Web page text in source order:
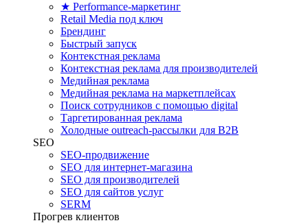
★ Performance-маркетинг
Retail Media под ключ
Брендинг
Быстрый запуск
Контекстная реклама
Контекстная реклама для производителей
Медийная реклама
Медийная реклама на маркетплейсах
Поиск сотрудников с помощью digital
Таргетированная реклама
Холодные outreach-рассылки для B2B
SEO
SEO-продвижение
SEO для интернет-магазина
SEO для производителей
SEO для сайтов услуг
SERM
Прогрев клиентов